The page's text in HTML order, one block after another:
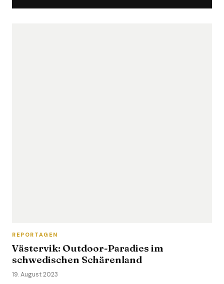
REPORTAGEN
Västervik: Outdoor-Paradies im
schwedischen Schärenland
19. August 2023